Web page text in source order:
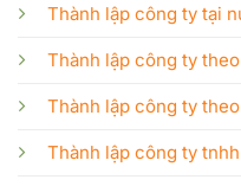
Thành lập công ty tại
Thành lập công ty
Thành lập công ty
Thành lập công ty tnhh